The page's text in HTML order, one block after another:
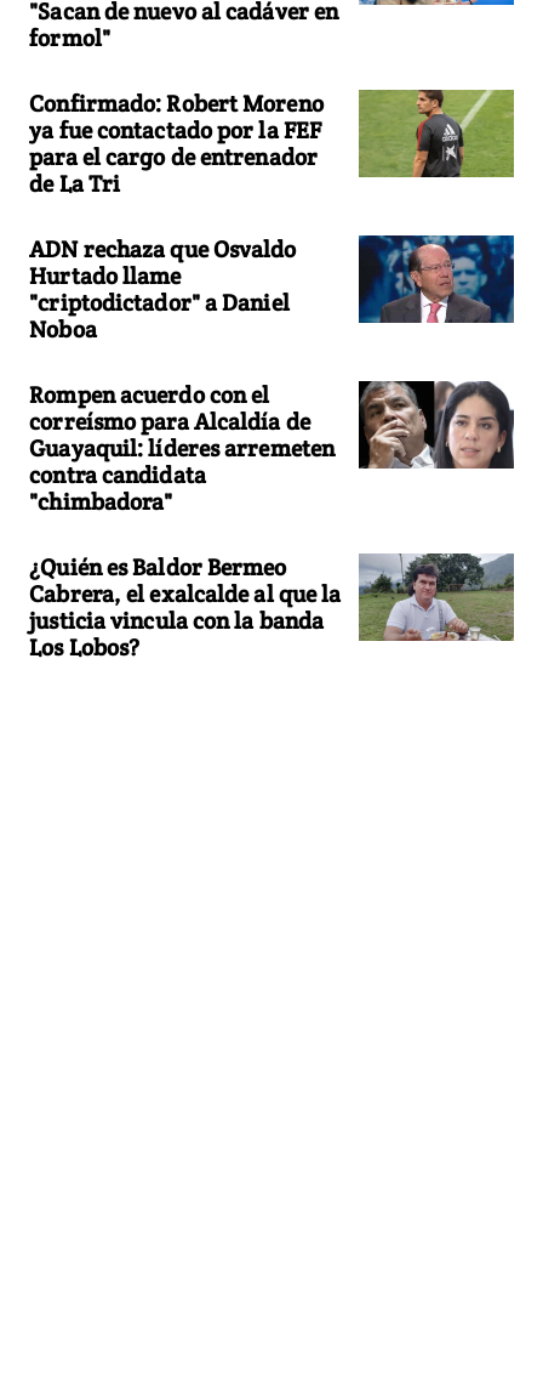
"Sacan de nuevo al cadáver en
formol"
Confirmado: Robert Moreno
ya fue contactado por la FEF
para el cargo de entrenador
de La Tri
ADN rechaza que Osvaldo
Hurtado llame
"criptodictador" a Daniel
Noboa
Rompen acuerdo con el
correísmo para Alcaldía de
Guayaquil: líderes arremeten
contra candidata
"chimbadora"
¿Quién es Baldor Bermeo
Cabrera, el exalcalde al que la
justicia vincula con la banda
Los Lobos?